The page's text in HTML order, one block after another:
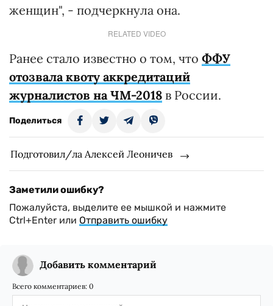
женщин", - подчеркнула она.
RELATED VIDEO
Ранее стало известно о том, что ФФУ
отозвала квоту аккредитаций
журналистов на ЧМ-2018 в России.
Поделиться
Подготовил/ла Алексей Леоничев
Заметили ошибку?
Пожалуйста, выделите ее мышкой и нажмите
Ctrl+Enter или Отправить ошибку
Добавить комментарий
Всего комментариев: 0